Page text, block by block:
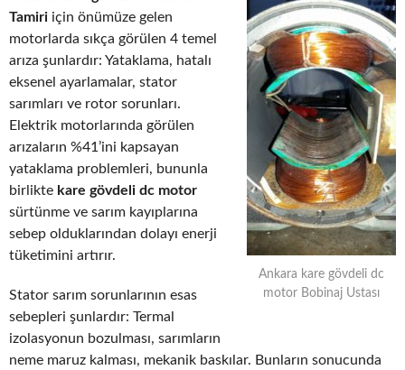
Ankara kare gövdeli dc
motor Bobinaj Ustası
Tamiri için önümüze gelen
motorlarda sıkça görülen 4 temel
arıza şunlardır: Yataklama, hatalı
eksenel ayarlamalar, stator
sarımları ve rotor sorunları.
Elektrik motorlarında görülen
arızaların %41’ini kapsayan
yataklama problemleri, bununla
birlikte kare gövdeli dc motor
sürtünme ve sarım kayıplarına
sebep olduklarından dolayı enerji
tüketimini artırır.
Stator sarım sorunlarının esas
sebepleri şunlardır: Termal
izolasyonun bozulması, sarımların
neme maruz kalması, mekanik baskılar. Bunların sonucunda